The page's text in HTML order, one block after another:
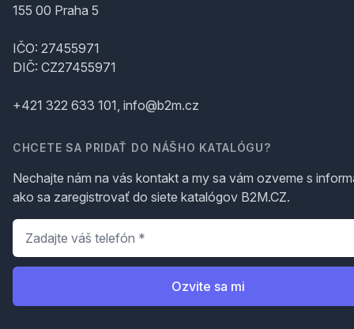
155 00 Praha 5
IČO: 27455971
DIČ: CZ27455971
+421 322 633 101, info@b2m.cz
CHCETE SA PRIDAŤ DO NÁŠHO KATALÓGU?
Nechajte nám na vás kontakt a my sa vám ozveme s
ako sa zaregistrovať do siete katalógov B2M.CZ.
Telefón
Ozvite sa mi